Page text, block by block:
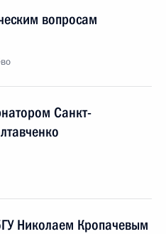
вопросам
Санкт-
Николаем Кропачевым